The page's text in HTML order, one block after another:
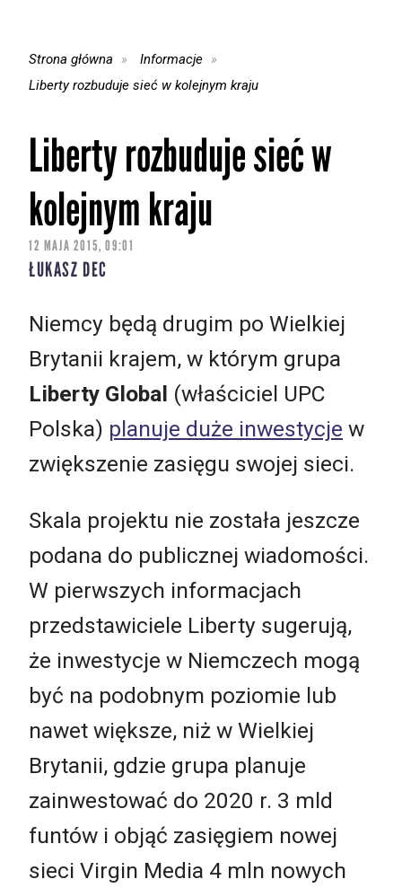
Strona główna
Informacje
Liberty rozbuduje sieć w kolejnym kraju
Liberty rozbuduje sieć w
kolejnym kraju
12 MAJA 2015, 09:01
ŁUKASZ DEC
Niemcy będą drugim po Wielkiej
Brytanii krajem, w którym grupa
Liberty Global (właściciel UPC
Polska) planuje duże inwestycje w
zwiększenie zasięgu swojej sieci.
Skala projektu nie została jeszcze
podana do publicznej wiadomości.
W pierwszych informacjach
przedstawiciele Liberty sugerują,
że inwestycje w Niemczech mogą
być na podobnym poziomie lub
nawet większe, niż w Wielkiej
Brytanii, gdzie grupa planuje
zainwestować do 2020 r. 3 mld
funtów i objąć zasięgiem nowej
sieci Virgin Media 4 mln nowych